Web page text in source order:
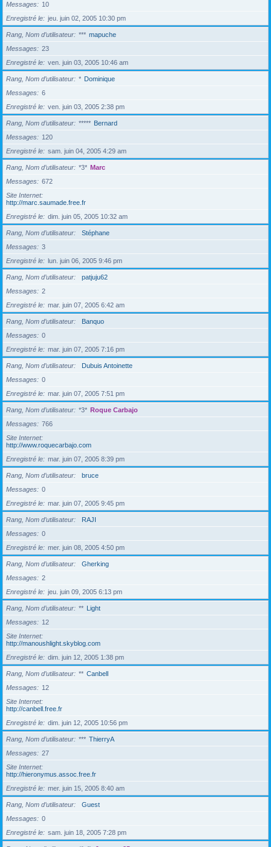
Messages
10
Enregistré le
jeu. juin 02, 2005 10:30 pm
Rang, Nom d’utilisateur *** mapuche
Messages
23
Enregistré le
ven. juin 03, 2005 10:46 am
Rang, Nom d’utilisateur * Dominique
Messages
6
Enregistré le
ven. juin 03, 2005 2:38 pm
Rang, Nom d’utilisateur ***** Bernard
Messages
120
Enregistré le
sam. juin 04, 2005 4:29 am
Rang, Nom d’utilisateur *3* Marc
Messages
672
Site Internet
http://marc.saumade.free.fr
Enregistré le
dim. juin 05, 2005 10:32 am
Rang, Nom d’utilisateur
Stéphane
Messages
3
Enregistré le
lun. juin 06, 2005 9:46 pm
Rang, Nom d’utilisateur
patjuju62
Messages
2
Enregistré le
mar. juin 07, 2005 6:42 am
Rang, Nom d’utilisateur
Banquo
Messages
0
Enregistré le
mar. juin 07, 2005 7:16 pm
Rang, Nom d’utilisateur
Dubuis Antoinette
Messages
0
Enregistré le
mar. juin 07, 2005 7:51 pm
Rang, Nom d’utilisateur *3* Roque Carbajo
Messages
766
Site Internet
http://www.roquecarbajo.com
Enregistré le
mar. juin 07, 2005 8:39 pm
Rang, Nom d’utilisateur
bruce
Messages
0
Enregistré le
mar. juin 07, 2005 9:45 pm
Rang, Nom d’utilisateur
RAJI
Messages
0
Enregistré le
mer. juin 08, 2005 4:50 pm
Rang, Nom d’utilisateur
Gherking
Messages
2
Enregistré le
jeu. juin 09, 2005 6:13 pm
Rang, Nom d’utilisateur ** Light
Messages
12
Site Internet
http://manoushlight.skyblog.com
Enregistré le
dim. juin 12, 2005 1:38 pm
Rang, Nom d’utilisateur ** Canbell
Messages
12
Site Internet
http://canbell.free.fr
Enregistré le
dim. juin 12, 2005 10:56 pm
Rang, Nom d’utilisateur *** ThierryA
Messages
27
Site Internet
http://hieronymus.assoc.free.fr
Enregistré le
mer. juin 15, 2005 8:40 am
Rang, Nom d’utilisateur
Guest
Messages
0
Enregistré le
sam. juin 18, 2005 7:28 pm